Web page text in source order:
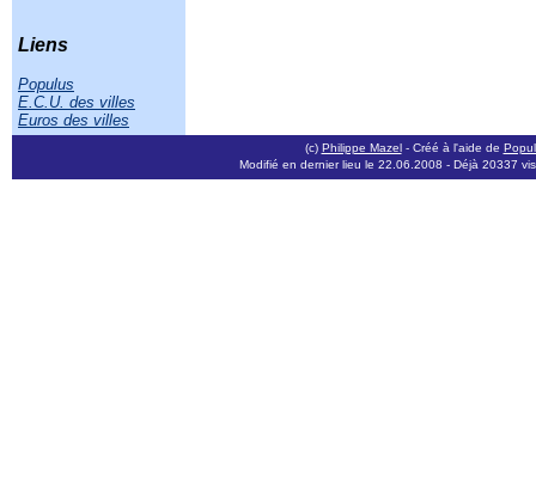
Liens
Populus
E.C.U. des villes
Euros des villes
(c) Philippe Mazel- Créé à l'aide de
Modifié en dernier lieu le 22.06.2008 - Déjà 20337